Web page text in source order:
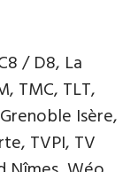
/ D8, La
TMC, TLT,
Isère,
TVPI, TV